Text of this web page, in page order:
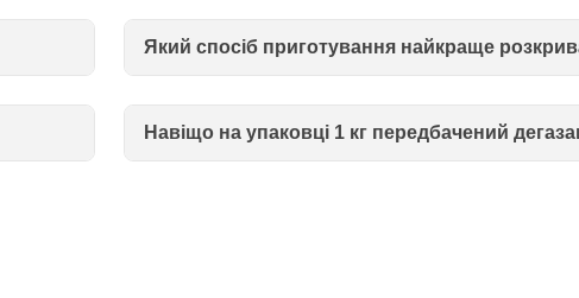
Який спосіб приготування найкраще
Навіщо на упаковці 1 кг передбачений